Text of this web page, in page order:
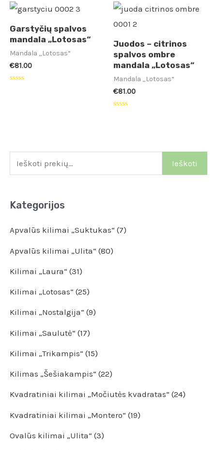
Ieškoti
Kategorijos
Apvalūs kilimai „Suktukas“ (7)
Apvalūs kilimai „Ulita“ (80)
Kilimai „Laura“ (31)
Kilimai „Lotosas“ (25)
Kilimai „Nostalgija“ (9)
Kilimai „Saulutė“ (17)
Kilimai „Trikampis“ (15)
Kilimas „Šešiakampis“ (22)
Kvadratiniai kilimai „Močiutės kvadratas“ (24)
Kvadratiniai kilimai „Montero“ (19)
Ovalūs kilimai „Ulita“ (3)
5
Garstyčių spalvos
mandala „Lotosas“
Mandala „Lotosas“
€81.00
Juodos – citrinos
spalvos ombre
mandala „Lotosas“
Mandala „Lotosas“
€81.00